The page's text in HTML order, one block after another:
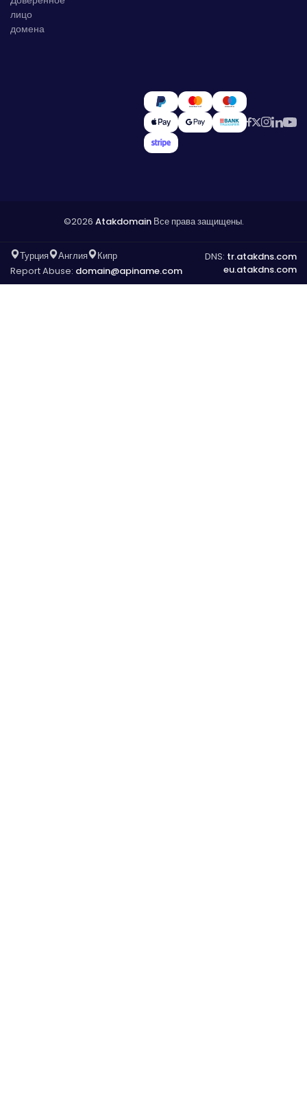
лицо
домена
©2026 AtakdomainВсе права защищены.
Турция Англия
Кипр
Report Abuse: domain@apiname.com
DNS: tr.atakdns.com
eu.atakdns.com